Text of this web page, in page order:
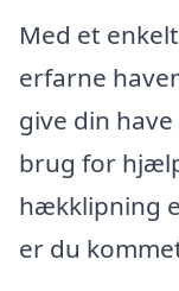
Med et
erfarne
give din
brug for
hækklipning
er du